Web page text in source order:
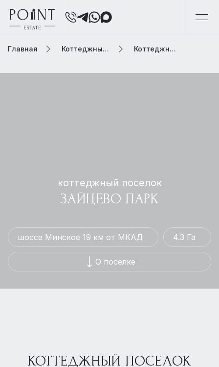
Главная Коттеджный поселок Коттеджный поселок зайцево парк
коттеджный поселок
ЗАЙЦЕВО ПАРК
шоссе Минское 19 км от МКАД 4.3 Га
О поселке
КОТТЕДЖНЫЙ ПОСЕЛОК